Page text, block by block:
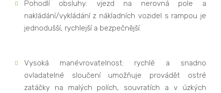
Pohodlí obsluhy: vjezd na nerovná pole a
nakládání/vykládání z nákladních vozidel s rampou je
jednodušší, rychlejší a bezpečnější.
Vysoká manévrovatelnost: rychlé a snadno
ovladatelné sloučení umožňuje provádět ostré
zatáčky na malých polích, souvratích a v úzkých